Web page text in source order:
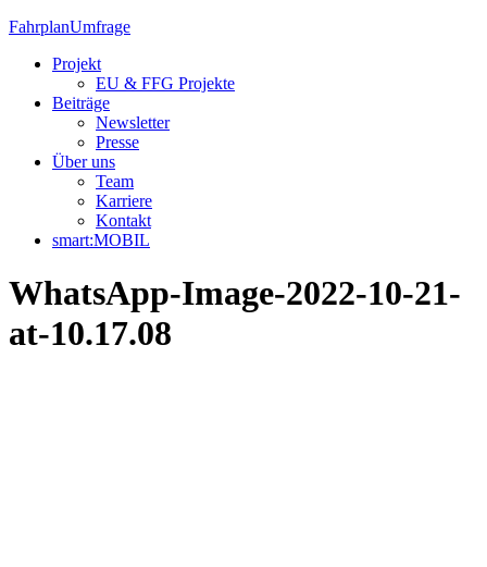
FahrplanUmfrage
Projekt
EU & FFG Projekte
Beiträge
Newsletter
Presse
Über uns
Team
Karriere
Kontakt
smart:MOBIL
WhatsApp-Image-2022-10-21-
at-10.17.08